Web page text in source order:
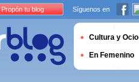
Propón tu blog Síguenos en
Cultura y Ocio
En Femenino